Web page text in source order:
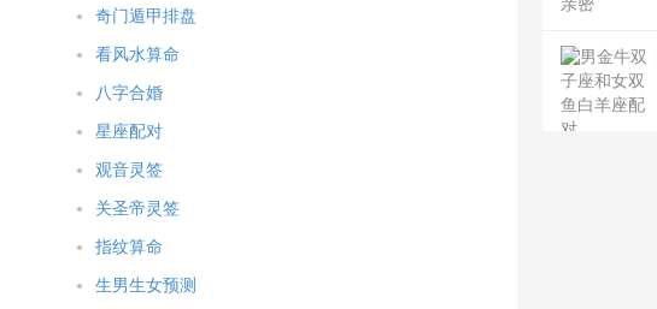
奇门遁甲排盘
看风水算命
八字合婚
星座配对
观音灵签
关圣帝灵签
指纹算命
生男生女预测